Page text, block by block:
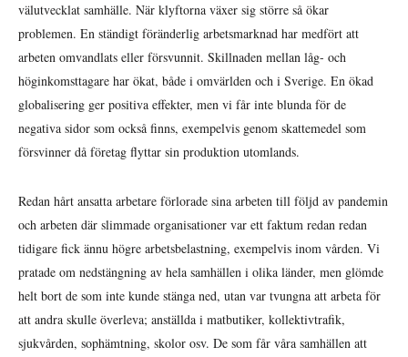
välutvecklat samhälle. När klyftorna växer sig större så ökar
problemen. En ständigt föränderlig arbetsmarknad har medfört att
arbeten omvandlats eller försvunnit. Skillnaden mellan låg- och
höginkomsttagare har ökat, både i omvärlden och i Sverige. En ökad
globalisering ger positiva effekter, men vi får inte blunda för de
negativa sidor som också finns, exempelvis genom skattemedel som
försvinner då företag flyttar sin produktion utomlands.
Redan hårt ansatta arbetare förlorade sina arbeten till följd av pandemin
och arbeten där slimmade organisationer var ett faktum redan redan
tidigare fick ännu högre arbetsbelastning, exempelvis inom vården. Vi
pratade om nedstängning av hela samhällen i olika länder, men glömde
helt bort de som inte kunde stänga ned, utan var tvungna att arbeta för
att andra skulle överleva; anställda i matbutiker, kollektivtrafik,
sjukvården, sophämtning, skolor osv. De som får våra samhällen att